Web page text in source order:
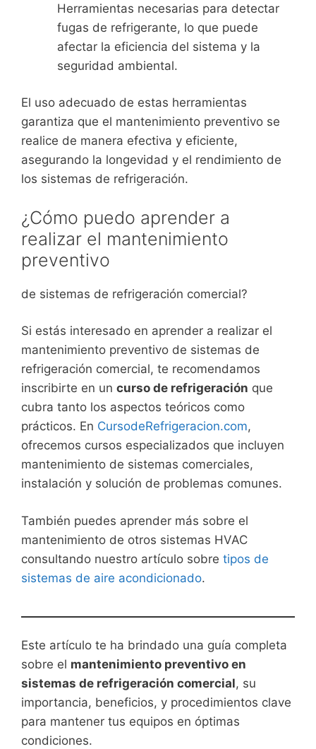
Herramientas necesarias para detectar
fugas de refrigerante, lo que puede
afectar la eficiencia del sistema y la
seguridad ambiental.
El uso adecuado de estas herramientas
garantiza que el mantenimiento preventivo se
realice de manera efectiva y eficiente,
asegurando la longevidad y el rendimiento de
los sistemas de refrigeración.
¿Cómo puedo aprender a
realizar el mantenimiento
preventivo
de sistemas de refrigeración comercial?
Si estás interesado en aprender a realizar el
mantenimiento preventivo de sistemas de
refrigeración comercial, te recomendamos
inscribirte en un curso de refrigeración que
cubra tanto los aspectos teóricos como
prácticos. En CursodeRefrigeracion.com,
ofrecemos cursos especializados que incluyen
mantenimiento de sistemas comerciales,
instalación y solución de problemas comunes.
También puedes aprender más sobre el
mantenimiento de otros sistemas HVAC
consultando nuestro artículo sobre tipos de
sistemas de aire acondicionado.
Este artículo te ha brindado una guía completa
sobre el mantenimiento preventivo en
sistemas de refrigeración comercial, su
importancia, beneficios, y procedimientos clave
para mantener tus equipos en óptimas
condiciones.